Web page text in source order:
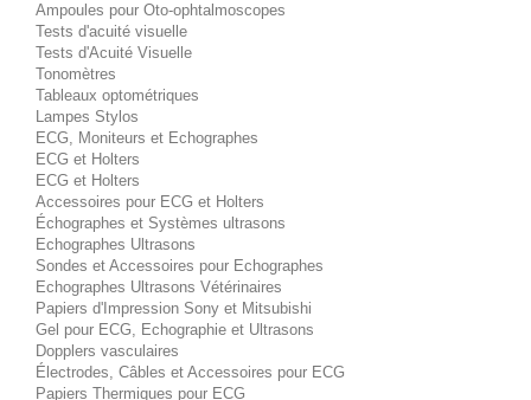
Ampoules pour Oto-ophtalmoscopes
Tests d'acuité visuelle
Tests d'Acuité Visuelle
Tonomètres
Tableaux optométriques
Lampes Stylos
ECG, Moniteurs et Echographes
ECG et Holters
ECG et Holters
Accessoires pour ECG et Holters
Échographes et Systèmes ultrasons
Echographes Ultrasons
Sondes et Accessoires pour Echographes
Echographes Ultrasons Vétérinaires
Papiers d'Impression Sony et Mitsubishi
Gel pour ECG, Echographie et Ultrasons
Dopplers vasculaires
Électrodes, Câbles et Accessoires pour ECG
Papiers Thermiques pour ECG